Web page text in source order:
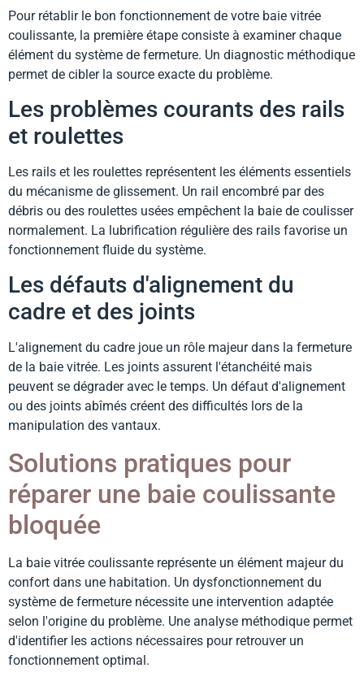
Pour rétablir le bon fonctionnement de votre baie vitrée
coulissante, la première étape consiste à examiner chaque
élément du système de fermeture. Un diagnostic méthodique
permet de cibler la source exacte du problème.
Les problèmes courants des rails
et roulettes
Les rails et les roulettes représentent les éléments essentiels
du mécanisme de glissement. Un rail encombré par des
débris ou des roulettes usées empêchent la baie de coulisser
normalement. La lubrification régulière des rails favorise un
fonctionnement fluide du système.
Les défauts d'alignement du
cadre et des joints
L'alignement du cadre joue un rôle majeur dans la fermeture
de la baie vitrée. Les joints assurent l'étanchéité mais
peuvent se dégrader avec le temps. Un défaut d'alignement
ou des joints abîmés créent des difficultés lors de la
manipulation des vantaux.
Solutions pratiques pour
réparer une baie coulissante
bloquée
La baie vitrée coulissante représente un élément majeur du
confort dans une habitation. Un dysfonctionnement du
système de fermeture nécessite une intervention adaptée
selon l'origine du problème. Une analyse méthodique permet
d'identifier les actions nécessaires pour retrouver un
fonctionnement optimal.